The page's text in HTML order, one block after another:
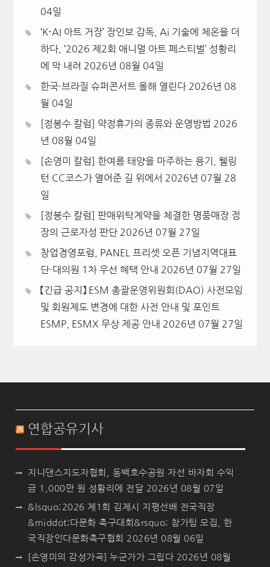
04일
‘K-AI 아트 거장’ 장인보 감독, Ai 기술에 체온을 더
하다, ‘2026 제2회 애니멀 아트 페스티벌’ 성황리
에 막 내려 2026년 08월 04일
한국·브라질 슈퍼콘서트 올해 열린다 2026년 08
월 04일
[정봉수 칼럼] 약정휴가의 종류와 운영방법 2026
년 08월 04일
[손영미 칼럼] 한여름 태양을 마주하는 용기, 웰링
턴 CC코스가 열어준 길 위에서 2026년 07월 28
일
[정봉수 칼럼] 판매위탁계약을 체결한 명품매장 점
장의 근로자성 판단 2026년 07월 27일
창업경영포럼, PANEL 프리셋 오픈 기념지역대표
단·대의원 1차 우선 혜택 안내 2026년 07월 27일
【긴급 공지】 ESM 총괄운영위원회(DAO) 사전모임
및 회원제도 변경에 대한 사전 안내 및 포인트
ESMP, ESMX 무상 제공 안내 2026년 07월 27일
연합공유기사
지니댄스지도자협회, 동백호수공원 자선 바자회 수익
금 1,000만 원 성황리에 전달 2026년 08월 07일
&lsquo;2026 제1회 김제시 지평선배 전국직장
&middot;다문화 축구대회&rsquo; 참가팀 모집, 한
국직장인다문화축구협회 2026년 08월 06일
[손영미의 감성가곡] 누군가가 그립다 2026년 08월